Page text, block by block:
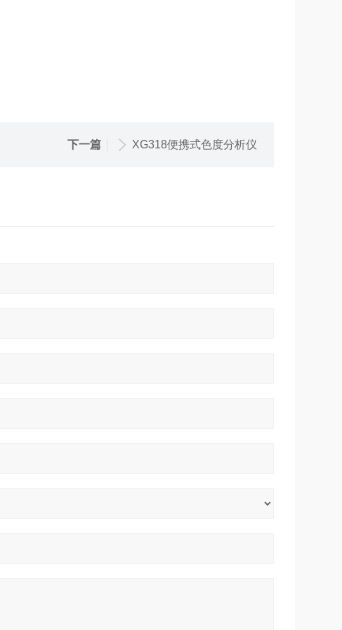
下一篇 XG318便携式色度分析仪